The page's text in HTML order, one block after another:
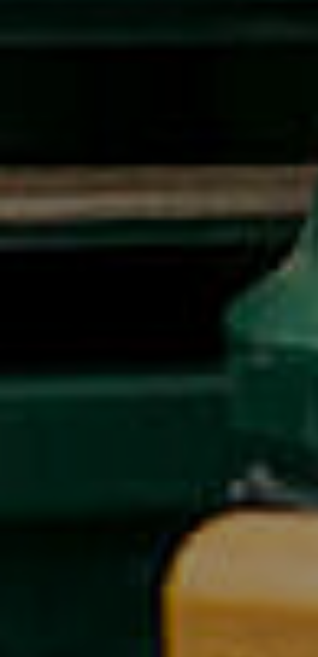
ready for
Lebschi Media
Fürstensteiner
94535 Eging
hallo@